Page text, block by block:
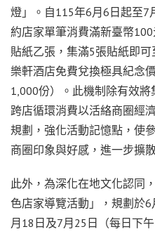
燈」。自115年6月6日起至7
約店家單筆消費滿新臺幣
貼紙乙張，集滿5張貼紙即
樂軒酒店免費兌換極具紀念
1,000份）。此機制除有效
跨店循環消費以活絡商圈經
規劃，強化活動記憶點，使
商圈印象與好感，進一步擴
此外，為深化在地文化認同
色店家導覽活動」，規劃於
月18日及7月25日（每日下